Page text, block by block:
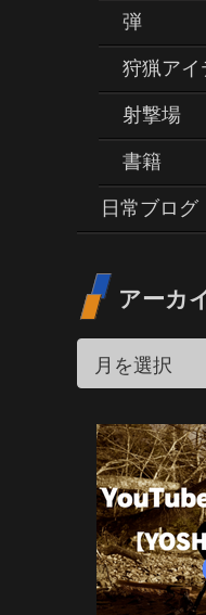
弾
狩猟アイ
射撃場
書籍
日常ブログ
アーカ